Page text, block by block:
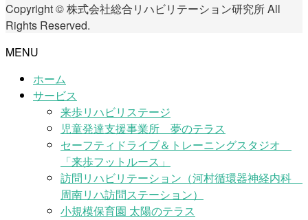
Copyright © 株式会社総合リハビリテーション研究所 All
Rights Reserved.
MENU
ホーム
サービス
来歩リハビリステージ
児童発達支援事業所 夢のテラス
セーフティドライブ＆トレーニングスタジオ
「来歩フットルース」
訪問リハビリテーション（河村循環器神経内科
周南リハ訪問ステーション）
小規模保育園 太陽のテラス